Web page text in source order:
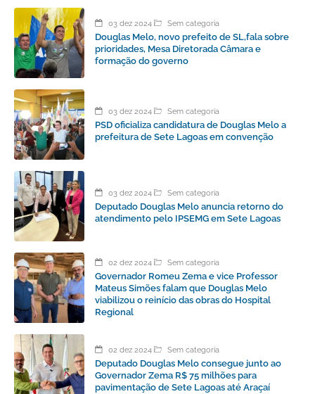
03 dez 2024 Sem categoria
Douglas Melo, novo prefeito de SL,fala sobre
prioridades, Mesa Diretorada Câmara e
formação do governo
03 dez 2024 Sem categoria
PSD oficializa candidatura de Douglas Melo a
prefeitura de Sete Lagoas em convenção
03 dez 2024 Sem categoria
Deputado Douglas Melo anuncia retorno do
atendimento pelo IPSEMG em Sete Lagoas
02 dez 2024 Sem categoria
Governador Romeu Zema e vice Professor
Mateus Simões falam que Douglas Melo
viabilizou o reinício das obras do Hospital
Regional
02 dez 2024 Sem categoria
Deputado Douglas Melo consegue junto ao
Governador Zema R$ 75 milhões para
pavimentação de Sete Lagoas até Araçaí